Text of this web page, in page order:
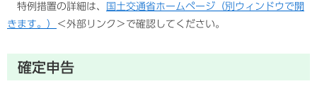
特例措置の詳細は、
国土交通省ホームページ（別ウィンドウで開
きます。）
＜外部リンク＞ で確認してください。
確定申告